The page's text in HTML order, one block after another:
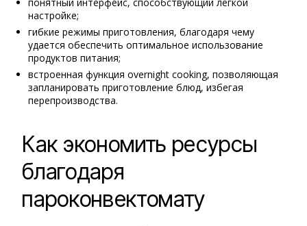
понятный интерфейс, способствующий легкой
настройке;
гибкие режимы приготовления, благодаря чему
удается обеспечить оптимальное использование
продуктов питания;
встроенная функция overnight cooking, позволяющая
запланировать приготовление блюд, избегая
перепроизводства.
Как экономить ресурсы
благодаря
пароконвектомату